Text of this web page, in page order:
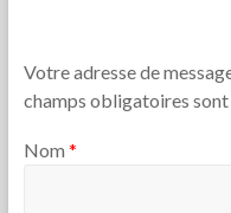
Votre adresse de
champs obligatoires sont
Nom *